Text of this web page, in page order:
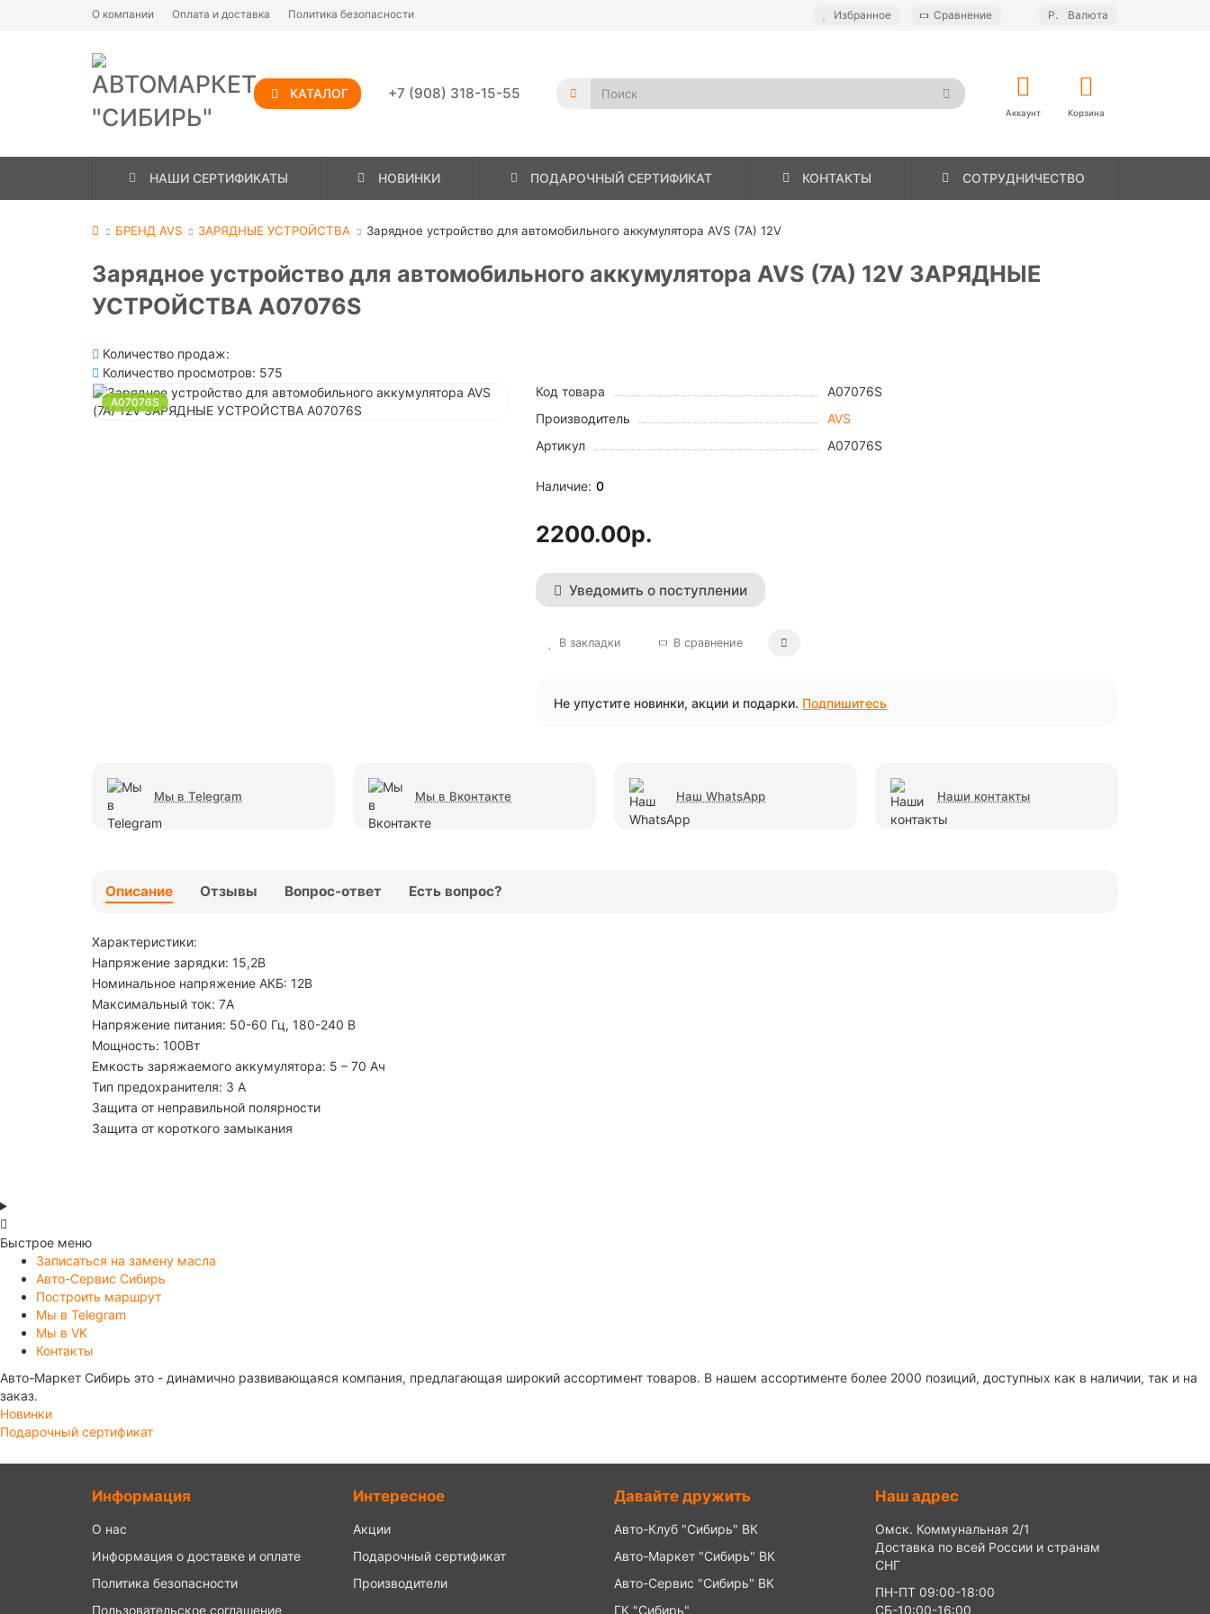
О компании Оплата и доставка Политика безопасности Избранное Сравнение Р. Валюта
КАТАЛОГ +7 (908) 318-15-55
Аккаунт Корзина
НАШИ СЕРТИФИКАТЫ НОВИНКИ ПОДАРОЧНЫЙ СЕРТИФИКАТ КОНТАКТЫ СОТРУДНИЧЕСТВО
БРЕНД AVS ЗАРЯДНЫЕ УСТРОЙСТВА Зарядное устройство для автомобильного аккумулятора AVS (7A) 12V
Зарядное устройство для автомобильного аккумулятора AVS (7A) 12V ЗАРЯДНЫЕ
УСТРОЙСТВА A07076S
Количество продаж:
Количество просмотров: 575
A07076S
Код товара
A07076S
Производитель
AVS
Артикул
A07076S
0
2200.00р.
Уведомить о поступлении
В закладки В сравнение
Не упустите новинки, акции и подарки. Подпишитесь
Мы в Telegram Мы в Вконтакте Наш WhatsApp Наши контакты
Описание Отзывы Вопрос-ответ Есть вопрос?
Характеристики:
Напряжение зарядки: 15,2В
Номинальное напряжение АКБ: 12В
Максимальный ток: 7A
Напряжение питания: 50-60 Гц, 180-240 В
Мощность: 100Вт
Емкость заряжаемого аккумулятора: 5 – 70 Ач
Тип предохранителя: 3 А
Защита от неправильной полярности
Защита от короткого замыкания
Быстрое меню
Записаться на замену масла
Авто-Сервис Сибирь
Построить маршрут
Мы в Telegram
Мы в VK
Контакты
Авто-Маркет Сибирь это - динамично развивающаяся компания, предлагающая широкий ассортимент товаров. В нашем ассортименте более 2000 позиций, доступных как в наличии, так и на
заказ.
Новинки
Подарочный сертификат
Информация
О нас
Информация о доставке и оплате
Политика безопасности
Пользовательское соглашение
Интересное
Акции
Подарочный сертификат
Производители
Давайте дружить
Авто-Клуб "Сибирь" ВК
Авто-Маркет "Сибирь" ВК
Авто-Сервис "Сибирь" ВК
ГК "Сибирь"
Наш адрес
Омск. Коммунальная 2/1
Доставка по всей России и странам
СНГ
ПН-ПТ 09:00-18:00
СБ-10:00-16:00